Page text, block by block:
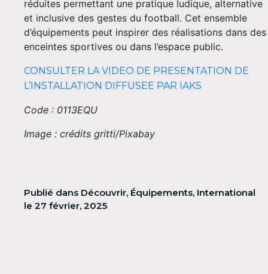
réduites permettant une pratique ludique, alternative
et inclusive des gestes du football. Cet ensemble
d’équipements peut inspirer des réalisations dans des
enceintes sportives ou dans l’espace public.
CONSULTER LA VIDEO DE PRESENTATION DE
L’INSTALLATION DIFFUSEE PAR IAKS
Code : 0113EQU
Image : crédits gritti/Pixabay
Publié dans Découvrir, Équipements, International
le 27 février, 2025